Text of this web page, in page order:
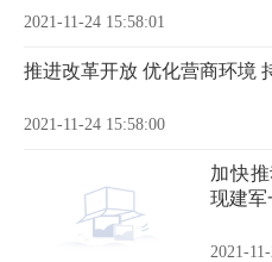
2021-11-24 15:58:01
推进改革开放 优化营商环境
2021-11-24 15:58:00
加快
现建军
2021-